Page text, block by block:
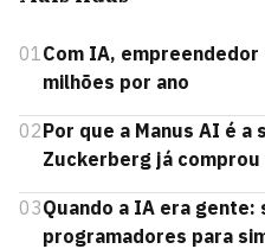
01Com IA,
milhões por ano
02Por que a Manus AI é
Zuckerberg já comprou
03Quando a IA era
programadores para